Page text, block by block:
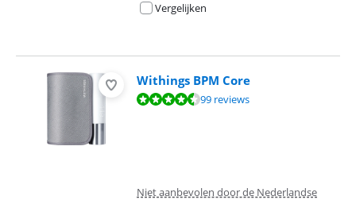
Vergelijken
Withings BPM Core
Beoordeling is 8,8 van de 10, gebaseerd op 99 reviews.
99 reviews
Niet aanbevolen door de Nederlandse